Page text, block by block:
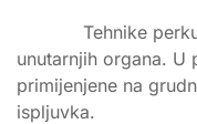
Tehnike
unutarnjih organa. U
primijenjene na
ispljuvka.